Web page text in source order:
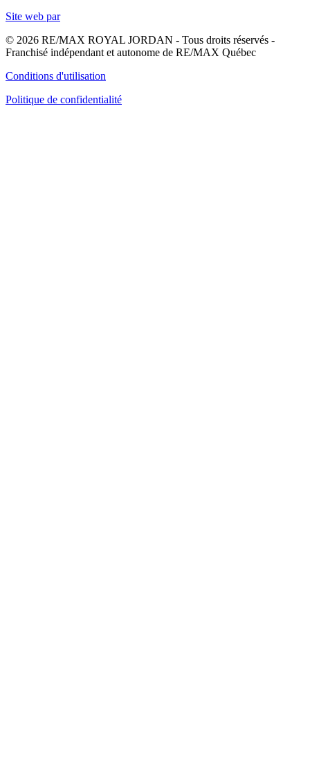
Site web par
© 2026 RE/MAX ROYAL JORDAN - Tous droits réservés -
Franchisé indépendant et autonome de RE/MAX Québec
Conditions d'utilisation
Politique de confidentialité